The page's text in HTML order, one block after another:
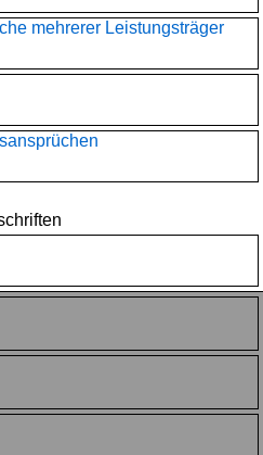
mehrerer Leistungsträger